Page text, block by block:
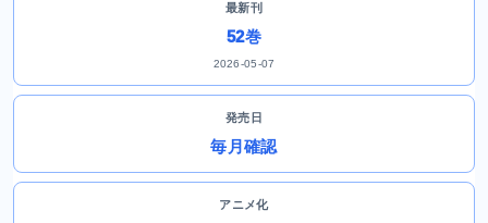
最新刊
52巻
2026-05-07
発売日
毎月確認
アニメ化